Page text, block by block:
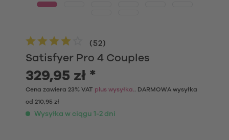
Satisfyer Pro 4 Couples
(52)
329,95 zł *
Cena zawiera 23% VAT plus wysyłka.. DARMOWA wysyłka
od 210,95 zł
Wysyłka w ciągu 1-2 dni